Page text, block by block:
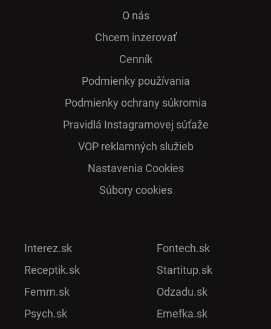
O nás
Chcem inzerovať
Cenník
Podmienky používania
Podmienky ochrany súkromia
Pra­vidlá Ins­ta­gra­mo­vej sú­ťaže
VOP reklamných služieb
Nastavenia Cookies
Súbory cookies
Interez.sk
Receptik.sk
Femm.sk
Psych.sk
Fontech.sk
Startitup.sk
Odzadu.sk
Emefka.sk